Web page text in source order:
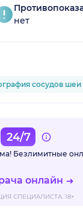
нет
сосудов шеи
24/7
Безлимитные
онлайн
СПЕЦИАЛИСТА. 18+